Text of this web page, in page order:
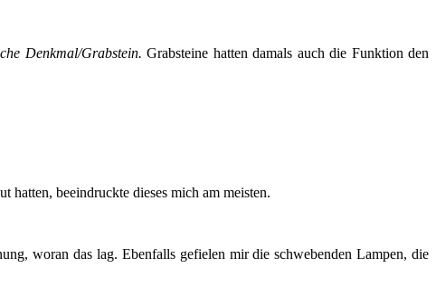
Denkmal/Grabstein.Grabsteine hatten damals auch die Funktion den
hatten, beeindruckte dieses mich am meisten.
woran das lag. Ebenfalls gefielen mir die schwebenden Lampen, die